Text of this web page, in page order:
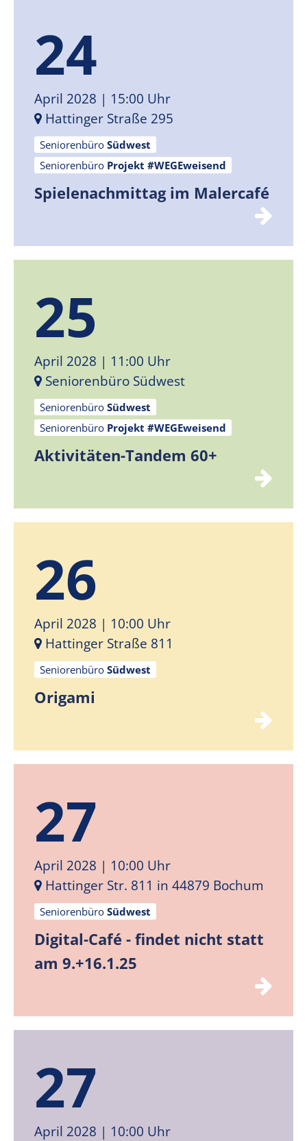
24
April 2028 | 15:00 Uhr
Hattinger Straße 295
Seniorenbüro Südwest
Seniorenbüro Projekt #WEGEweisend
Spielenachmittag im Malercafé
25
April 2028 | 11:00 Uhr
Seniorenbüro Südwest
Seniorenbüro Südwest
Seniorenbüro Projekt #WEGEweisend
Aktivitäten-Tandem 60+
26
April 2028 | 10:00 Uhr
Hattinger Straße 811
Seniorenbüro Südwest
Origami
27
April 2028 | 10:00 Uhr
Hattinger Str. 811 in 44879 Bochum
Seniorenbüro Südwest
Digital-Café - findet nicht statt
am 9.+16.1.25
27
April 2028 | 10:00 Uhr